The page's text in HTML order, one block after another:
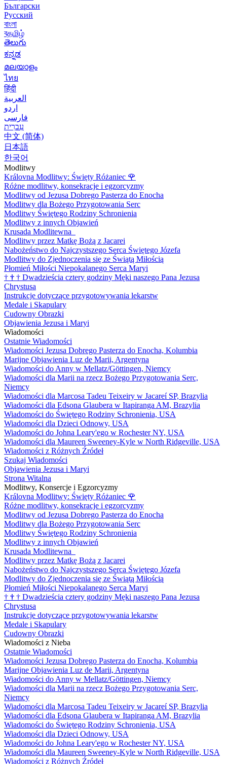
Български
Русский
বাংলা
বதமிழ்
తెలుగు
ಕನ್ನಡ
മലയാളം
ไทย
हिंदी
العربية
اردو
فارسی
עִברִית
中文 (简体)
日本語
한국어
Modlitwy
Královna Modlitwy: Święty Różaniec 🌹
Różne modlitwy, konsekracje i egzorcyzmy
Modlitwy od Jezusa Dobrego Pasterza do Enocha
Modlitwy dla Bożego Przygotowania Serc
Modlitwy Świętego Rodziny Schronienia
Modlitwy z innych Objawień
Krusada Modlitewna
Modlitwy przez Matkę Bożą z Jacarei
Nabożeństwo do Najczystszego Serca Świętego Józefa
Modlitwy do Zjednoczenia się ze Świątą Miłością
Płomień Miłości Niepokalanego Serca Maryi
† † † Dwadzieścia cztery godziny Męki naszego Pana Jezusa
Chrystusa
Instrukcje dotyczące przygotowywania lekarstw
Medale i Skapulary
Cudowny Obrazki
Objawienia Jezusa i Maryi
Wiadomości
Ostatnie Wiadomości
Wiadomości Jezusa Dobrego Pasterza do Enocha, Kolumbia
Marijne Objawienia Luz de Marii, Argentyna
Wiadomości do Anny w Mellatz/Göttingen, Niemcy
Wiadomości dla Marii na rzecz Bożego Przygotowania Serc,
Niemcy
Wiadomości dla Marcosa Tadeu Teixeiry w Jacareí SP, Brazylia
Wiadomości dla Edsona Glaubera w Itapiranga AM, Brazylia
Wiadomości do Świętego Rodziny Schronienia, USA
Wiadomości dla Dzieci Odnowy, USA
Wiadomości do Johna Leary'ego w Rochester NY, USA
Wiadomości dla Maureen Sweeney-Kyle w North Ridgeville, USA
Wiadomości z Różnych Źródeł
Szukaj Wiadomości
Objawienia Jezusa i Maryi
Strona Witalna
Modlitwy, Konsercje i Egzorcyzmy
Královna Modlitwy: Święty Różaniec 🌹
Różne modlitwy, konsekracje i egzorcyzmy
Modlitwy od Jezusa Dobrego Pasterza do Enocha
Modlitwy dla Bożego Przygotowania Serc
Modlitwy Świętego Rodziny Schronienia
Modlitwy z innych Objawień
Krusada Modlitewna
Modlitwy przez Matkę Bożą z Jacarei
Nabożeństwo do Najczystszego Serca Świętego Józefa
Modlitwy do Zjednoczenia się ze Świątą Miłością
Płomień Miłości Niepokalanego Serca Maryi
† † † Dwadzieścia cztery godziny Męki naszego Pana Jezusa
Chrystusa
Instrukcje dotyczące przygotowywania lekarstw
Medale i Skapulary
Cudowny Obrazki
Wiadomości z Nieba
Ostatnie Wiadomości
Wiadomości Jezusa Dobrego Pasterza do Enocha, Kolumbia
Marijne Objawienia Luz de Marii, Argentyna
Wiadomości do Anny w Mellatz/Göttingen, Niemcy
Wiadomości dla Marii na rzecz Bożego Przygotowania Serc,
Niemcy
Wiadomości dla Marcosa Tadeu Teixeiry w Jacareí SP, Brazylia
Wiadomości dla Edsona Glaubera w Itapiranga AM, Brazylia
Wiadomości do Świętego Rodziny Schronienia, USA
Wiadomości dla Dzieci Odnowy, USA
Wiadomości do Johna Leary'ego w Rochester NY, USA
Wiadomości dla Maureen Sweeney-Kyle w North Ridgeville, USA
Wiadomości z Różnych Źródeł